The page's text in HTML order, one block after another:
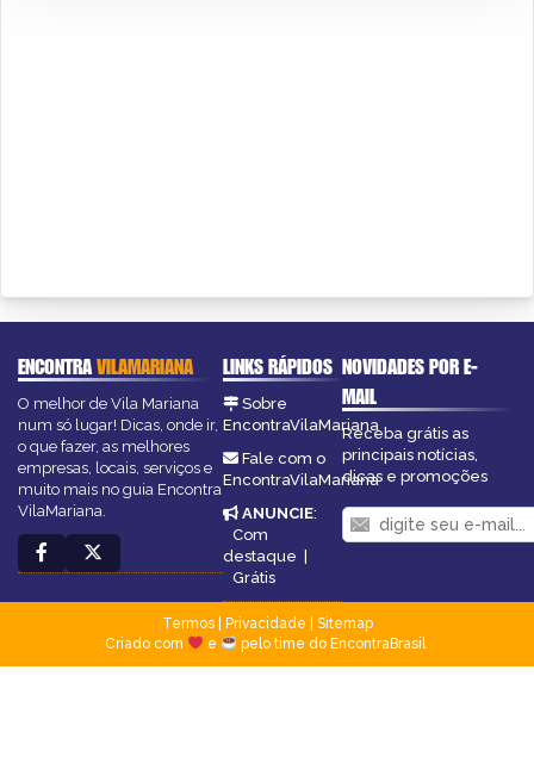
ENCONTRAVILAMARIANA
O melhor de Vila Mariana
num só lugar! Dicas, onde ir,
o que fazer, as melhores
empresas, locais, serviços e
muito mais no guia Encontra
VilaMariana.
LINKS RÁPIDOS
Sobre
EncontraVilaMariana
Fale com o
EncontraVilaMariana
ANUNCIE:
Com
destaque |
Grátis
NOVIDADES POR E-
MAIL
Receba grátis as
principais notícias,
dicas e promoções
Termos| Privacidade
Sitemap
Criado com
e pelo time do EncontraBrasil